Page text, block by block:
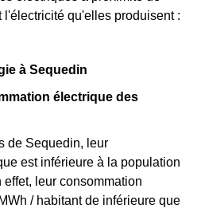
qu'elles produisent :
à Sequedin
électrique des
de Sequedin, leur
est inférieure à la population
leur consommation
/ habitant de inférieure que